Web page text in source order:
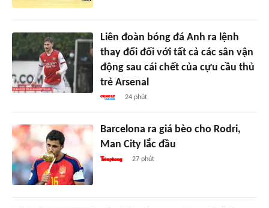
Liên đoàn bóng đá Anh ra lệnh
thay đổi đối với tất cả các sân vận
động sau cái chết của cựu cầu thủ
trẻ Arsenal
24 phút
Barcelona ra giá bèo cho Rodri,
Man City lắc đầu
27 phút